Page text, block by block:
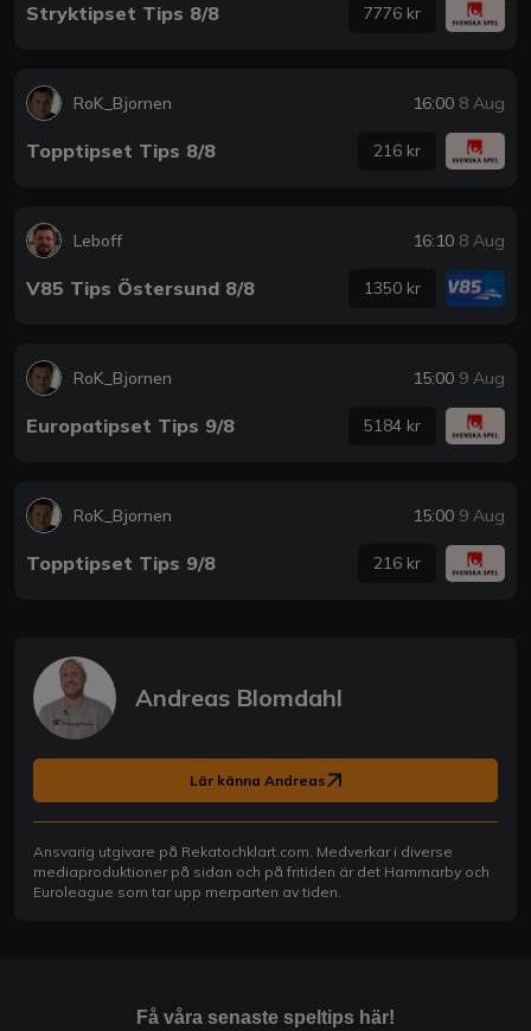
Stryktipset Tips 8/8 7776 kr
RoK_Bjornen 16:00 8 Aug
Topptipset Tips 8/8 216 kr
Leboff 16:10 8 Aug
V85 Tips Östersund 8/8 1350 kr
RoK_Bjornen 15:00 9 Aug
Europatipset Tips 9/8 5184 kr
RoK_Bjornen 15:00 9 Aug
Topptipset Tips 9/8 216 kr
Andreas Blomdahl
Lär känna Andreas
Ansvarig utgivare på Rekatochklart.com. Medverkar i diverse
mediaproduktioner på sidan och på fritiden är det Hammarby och
Euroleague som tar upp merparten av tiden.
Få våra senaste speltips här!